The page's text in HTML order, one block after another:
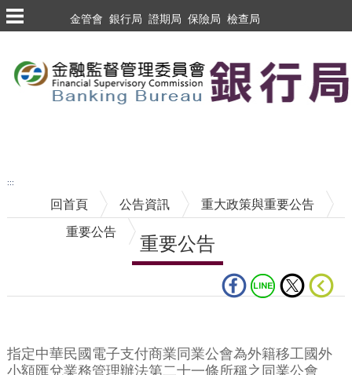
跳到主要內容區塊
金管會 銀行局 證期局 保險局 檢查局
:::
回首頁 公告資訊 重大政策與重要公告
重要公告
重要公告
指定中華民國電子支付商業同業公會為外籍移工國外
小額匯兌業務管理辦法第二十一條所稱之同業公會